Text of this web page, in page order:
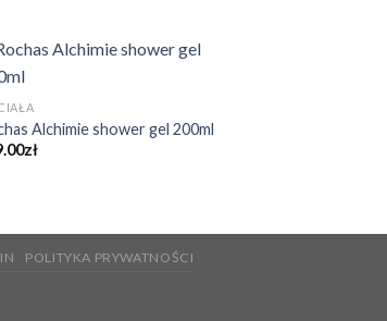
Alchimie shower gel 200ml
zł
POLITYKA PRYWATNOŚCI